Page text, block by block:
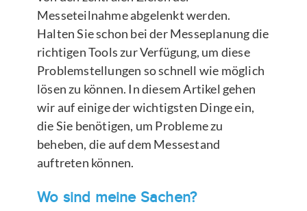
Messeteilnahme abgelenkt werden.
Halten Sie schon bei der Messeplanung die
richtigen Tools zur Verfügung, um diese
Problemstellungen so schnell wie möglich
lösen zu können. In diesem Artikel gehen
wir auf einige der wichtigsten Dinge ein,
die Sie benötigen, um Probleme zu
beheben, die auf dem Messestand
auftreten können.
Wo sind meine Sachen?